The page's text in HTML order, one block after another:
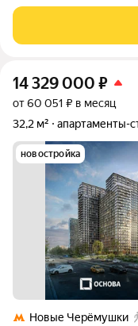
Панорамный вид из
гостиная+ кухня.
14 329 000 ₽
от 60 051 ₽ в месяц
32,2 м²
апартаменты-
новостройка
Новые Черёмушки